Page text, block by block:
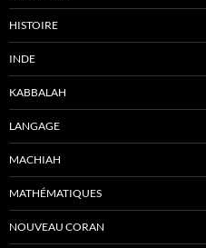
HISTOIRE
INDE
KABBALAH
LANGAGE
MACHIAH
MATHÉMATIQUES
NOUVEAU CORAN